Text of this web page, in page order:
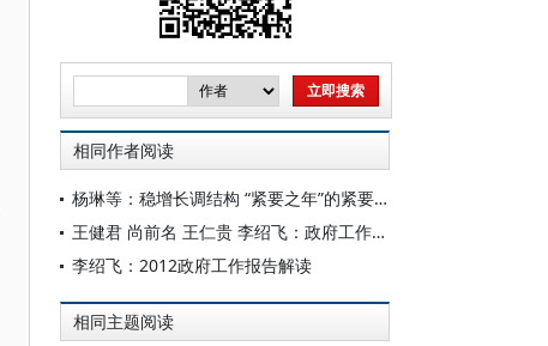
相同作者阅读
杨琳等：稳增长调结构 “紧要之年”的紧要之事
王健君 尚前名 王仁贵 李绍飞：政府工作报告中的2015年中国经济大视角
李绍飞：2012政府工作报告解读
相同主题阅读